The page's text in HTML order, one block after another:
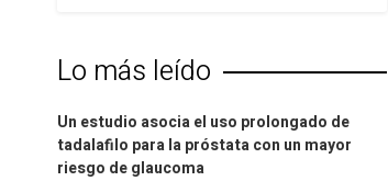
Lo más leído
Un estudio asocia el uso prolongado de
tadalafilo para la próstata con un mayor
riesgo de glaucoma